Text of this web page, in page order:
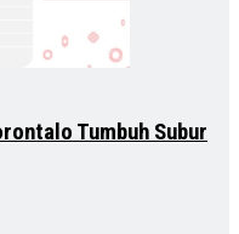
Tumbuh Subur